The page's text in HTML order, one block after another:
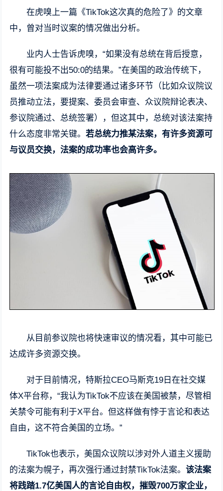
在虎嗅上一篇《TikTok这次真的危险了》的文章
中，曾对当时议案的情况做出分析。
业内人士告诉虎嗅，“如果没有总统在背后授意，
很有可能投不出50:0的结果。”在美国的政治传统下，
虽然一项法案成为法律要通过诸多环节（比如众议院议
员推动立法，要提案、委员会审查、众议院辩论表决、
参议院通过、总统签署），但这其中，总统对该法案持
什么态度非常关键。若总统力推某法案，有许多资源可
与议员交换，法案的成功率也会高许多。
从目前参议院也将快速审议的情况看，其中可能已
达成许多资源交换。
对于目前情况，特斯拉CEO马斯克19日在社交媒
体X平台称，“我认为TikTok不应该在美国被禁，尽管相
关禁令可能有利于X平台。但这样做有悖于言论和表达
自由，这不符合美国的立场。”
TikTok也表示，美国众议院以涉对外人道主义援助
的法案为幌子，再次强行通过封禁TikTok法案。该法案
将践踏1.7亿美国人的言论自由权，摧毁700万家企业，